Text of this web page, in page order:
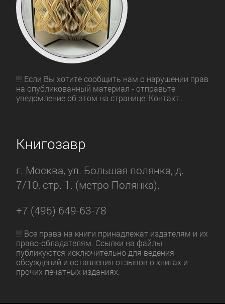
!!! Если Вы хотите сообщить нам о нарушении прав
на опубликованный материал - отправьте
уведомление об этом на странице 'Контакт'.
Книгозавр
г. Москва, ул. Большая полянка, д.
7/10, стр. 1. (метро Полянка).
+7 (495) 649-63-78
!!! Все права на книги принадлежат издателям и их
право-обладателям. Ссылки на файлы
публикуются исключительно для ведения
обсуждений и оставления отзывов о книгах и
прочих печатных изданиях.